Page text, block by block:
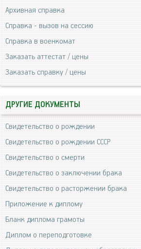
Архивная справка
Справка - вызов на сессию
Справка в военкомат
Заказать аттестат / цены
Заказать справку / цены
ДРУГИЕ ДОКУМЕНТЫ
Свидетельство о рождении
Свидетельство о рождении СССР
Свидетельство о смерти
Свидетельство о заключении брака
Свидетельство о расторжении брака
Приложение к диплому
Бланк диплома грамоты
Диплом о переподготовке